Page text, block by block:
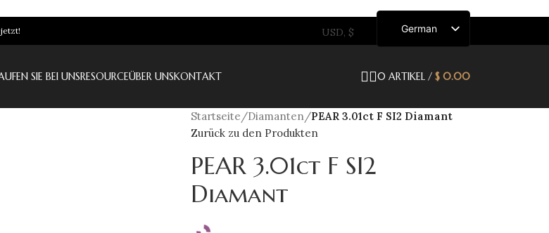
German
English
Dutch
SIE BEI UNSRESOURCEÜBER UNSKONTAKT 0 ARTIKEL / $ 0.00
Startseite/Diamanten/PEAR 3.01ct F SI2 Diamant
Zurück zu den Produkten
PEAR 3.01ct F SI2
Diamant